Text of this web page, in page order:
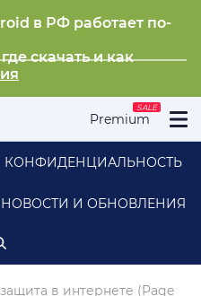
в РФ работает по-
скачать и как
Premium
SALE
КОНФИДЕНЦИАЛЬНОСТЬ
НОВОСТИ И ОБНОВЛЕНИЯ
в интернете (Page